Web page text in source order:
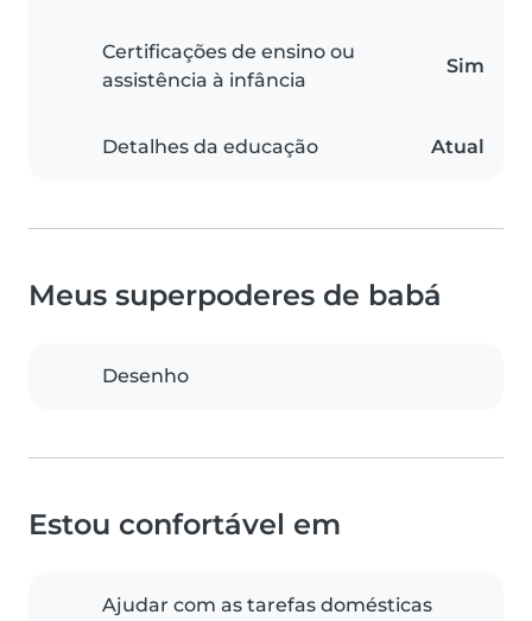
Certificações de ensino ou
assistência à infância
Sim
Detalhes da educação Atual
Meus superpoderes de babá
Desenho
Estou confortável em
Ajudar com as tarefas domésticas